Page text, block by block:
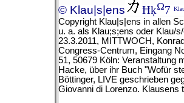
© Klau|s|ens
ĦķΩ7
Copyright Klau|s|ens in allen
u. a. als Klau;s;ens oder Klau/
23.3.2011, MITTWOCH,
Congress-Centrum, Eingang
51, 50679 Köln: Veranstaltung
Hacke, über ihr Buch "Wofür
Böttinger, LIVE geschrieben
Giovanni di Lorenzo. Klausens